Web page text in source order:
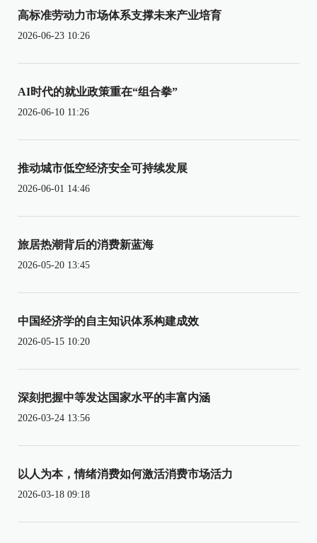
高标准劳动力市场体系支撑未来产业培育
2026-06-23 10:26
AI时代的就业政策重在“组合拳”
2026-06-10 11:26
推动城市低空经济安全可持续发展
2026-06-01 14:46
旅居热潮背后的消费新蓝海
2026-05-20 13:45
中国经济学的自主知识体系构建成效
2026-05-15 10:20
深刻把握中等发达国家水平的丰富内涵
2026-03-24 13:56
以人为本，情绪消费如何激活消费市场活力
2026-03-18 09:18